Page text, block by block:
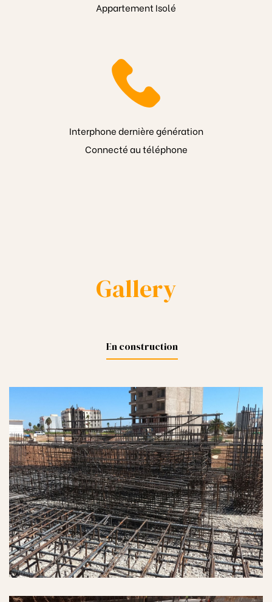
Appartement Isolé
Interphone dernière génération
Connecté au téléphone
Gallery
En construction